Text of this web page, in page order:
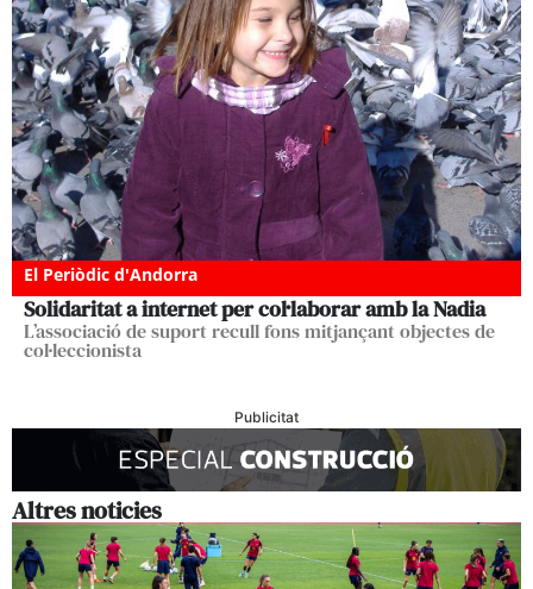
El Periòdic d'Andorra
Solidaritat a internet per col·laborar amb la Nadia
L’associació de suport recull fons mitjançant objectes de
col·leccionista
Publicitat
Altres noticies